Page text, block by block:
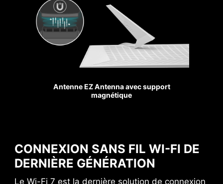
Antenne EZ Antenna avec support
magnétique
CONNEXION SANS FIL WI-FI DE
DERNIÈRE GÉNÉRATION
Le Wi-Fi 7 est la dernière solution de connexion
RENFORCÉS
Armor proposent plus de
points de soudure sur le
chaque avantage compte
pour une expérience
gaming de qualité, Steel